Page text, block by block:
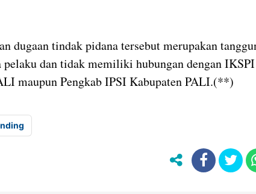
dugaan tindak pidana tersebut merupakan
dan tidak memiliki hubungan dengan IKSPI
maupun Pengkab IPSI Kabupaten PALI.(**)